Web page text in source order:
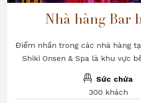
Nhà hàng Bar
Điểm nhấn trong các nhà hàng
Shiki Onsen & Spa là khu vực
sang trọng, đẳng cấp với không
mang lại một cảm giác mới lạ
nhà hàng khác không đáp
Sức chứa
300 khách